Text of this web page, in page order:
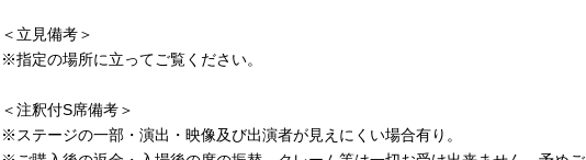
＜立見備考＞
※指定の場所に立ってご覧ください。
＜注釈付S席備考＞
※ステージの一部・演出・映像及び出演者が見えにくい場合有り。